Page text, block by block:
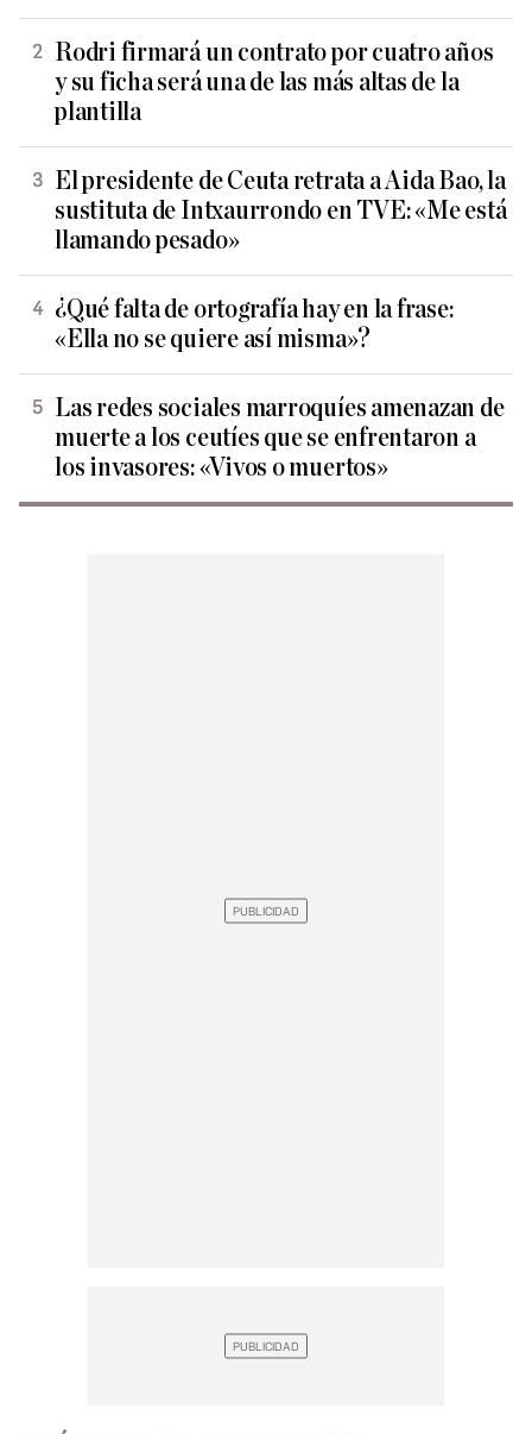
Rodri firmará un contrato por cuatro años
y su ficha será una de las más altas de la
plantilla
El presidente de Ceuta retrata a Aida Bao, la
sustituta de Intxaurrondo en TVE: «Me está
llamando pesado»
¿Qué falta de ortografía hay en la frase:
«Ella no se quiere así misma»?
Las redes sociales marroquíes amenazan de
muerte a los ceutíes que se enfrentaron a
los invasores: «Vivos o muertos»